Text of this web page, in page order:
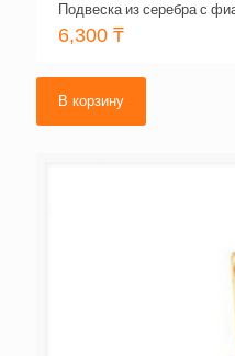
Подвеска из серебра с
6,300 ₸
В корзину